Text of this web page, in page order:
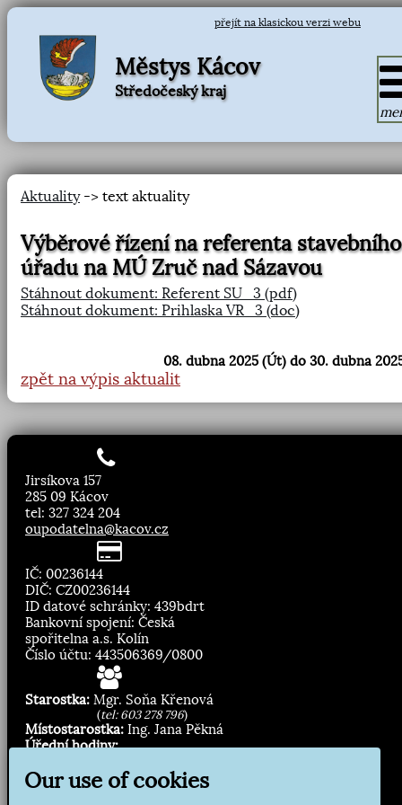
přejít na klasickou verzi webu
Městys Kácov
Středočeský kraj
Aktuality-> text aktuality
Výběrové řízení na referenta stavebního
úřadu na MÚ Zruč nad Sázavou
Stáhnout dokument: Referent SU_3 (pdf)
Stáhnout dokument: Prihlaska VR_3 (doc)
08. dubna 2025 (Út) do 30. dubna
zpět na výpis aktualit
Jirsíkova 157
285 09 Kácov
tel: 327 324 204
oupodatelna@kacov.cz
IČ: 00236144
DIČ: CZ00236144
ID datové schránky: 439bdrt
Bankovní spojení: Česká
spořitelna a.s. Kolín
Číslo účtu: 443506369/0800
Starostka: Mgr. Soňa Křenová
(tel: 603 278 796)
Místostarostka: Ing. Jana Pěkná
Úřední hodiny:
13:00 - 16:30
Our use of cookies